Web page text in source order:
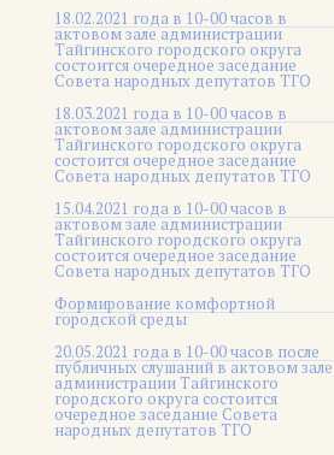
18.02.2021 года в 10-00 часов в
актовом зале администрации
Тайгинского городского округа
состоится очередное заседание
Совета народных депутатов ТГО
18.03.2021 года в 10-00 часов в
актовом зале администрации
Тайгинского городского округа
состоится очередное заседание
Совета народных депутатов ТГО
15.04.2021 года в 10-00 часов в
актовом зале администрации
Тайгинского городского округа
состоится очередное заседание
Совета народных депутатов ТГО
Формирование комфортной
городской среды
20.05.2021 года в 10-00 часов после
публичных слушаний в актовом зале
администрации Тайгинского
городского округа состоится
очередное заседание Совета
народных депутатов ТГО